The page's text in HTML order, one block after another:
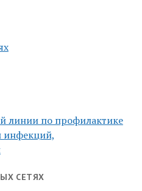
линии по профилактике
инфекций,
СЕТЯХ